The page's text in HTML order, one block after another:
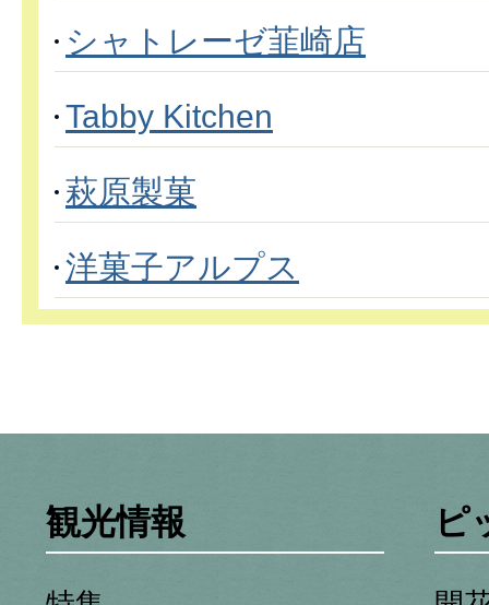
シャトレーゼ韮崎店
Tabby Kitchen
萩原製菓
洋菓子アルプス
観光情報 ピ